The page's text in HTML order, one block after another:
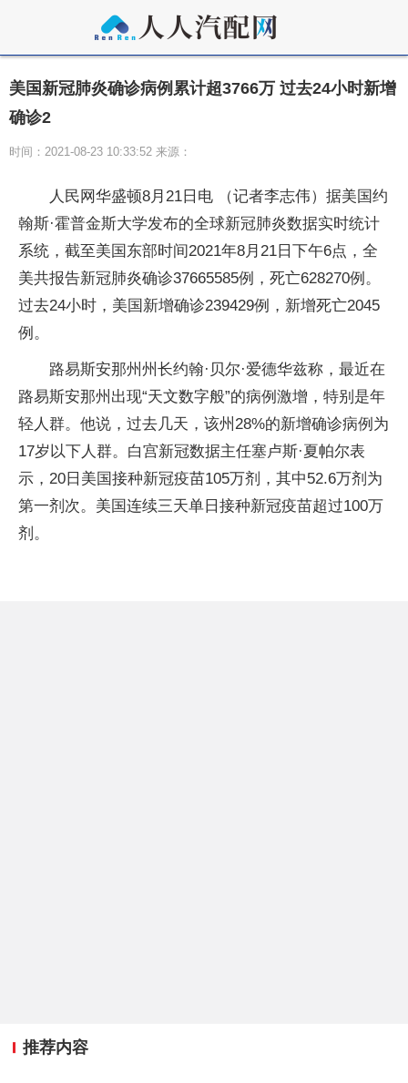
美国新冠肺炎确诊病例累计超3766万 过去24小时新增
确诊2
时间：2021-08-23 10:33:52 来源：
人民网华盛顿8月21日电 （记者李志伟）据美国约
翰斯·霍普金斯大学发布的全球新冠肺炎数据实时统计
系统，截至美国东部时间2021年8月21日下午6点，全
美共报告新冠肺炎确诊37665585例，死亡628270例。
过去24小时，美国新增确诊239429例，新增死亡2045
例。
路易斯安那州州长约翰·贝尔·爱德华兹称，最近在
路易斯安那州出现“天文数字般”的病例激增，特别是年
轻人群。他说，过去几天，该州28%的新增确诊病例为
17岁以下人群。白宫新冠数据主任塞卢斯·夏帕尔表
示，20日美国接种新冠疫苗105万剂，其中52.6万剂为
第一剂次。美国连续三天单日接种新冠疫苗超过100万
剂。
推荐内容